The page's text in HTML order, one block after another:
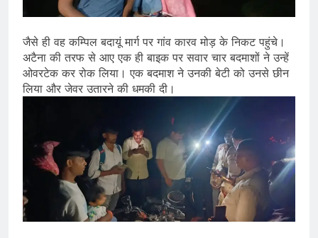
जैसे ही वह कम्पिल बदायूं मार्ग पर गांव कारव मोड़ के निकट पहुंचे।
अटैना की तरफ से आए एक ही बाइक पर सवार चार बदमाशों ने उन्हें
ओवरटेक कर रोक लिया। एक बदमाश ने उनकी बेटी को उनसे छीन
लिया और जेवर उतारने की धमकी दी।